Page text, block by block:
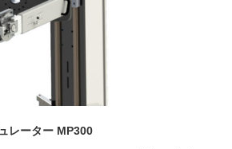
レーター MP300